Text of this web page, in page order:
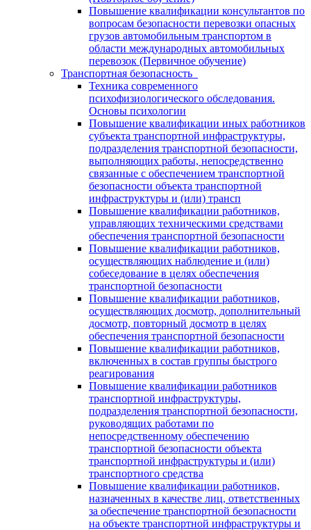
Повышение квалификации консультантов по
вопросам безопасности перевозки опасных
грузов автомобильным транспортом в
области международных автомобильных
перевозок (Первичное обучение)
Транспортная безопасность
Техника современного
психофизиологического обследования.
Основы психологии
Повышение квалификации иных работников
субъекта транспортной инфраструктуры,
подразделения транспортной безопасности,
выполняющих работы, непосредственно
связанные с обеспечением транспортной
безопасности объекта транспортной
инфраструктуры и (или) трансп
Повышение квалификации работников,
управляющих техническими средствами
обеспечения транспортной безопасности
Повышение квалификации работников,
осуществляющих наблюдение и (или)
собеседование в целях обеспечения
транспортной безопасности
Повышение квалификации работников,
осуществляющих досмотр, дополнительный
досмотр, повторный досмотр в целях
обеспечения транспортной безопасности
Повышение квалификации работников,
включенных в состав группы быстрого
реагирования
Повышение квалификации работников
транспортной инфраструктуры,
подразделения транспортной безопасности,
руководящих работами по
непосредственному обеспечению
транспортной безопасности объекта
транспортной инфраструктуры и (или)
транспортного средства
Повышение квалификации работников,
назначенных в качестве лиц, ответственных
за обеспечение транспортной безопасности
на объекте транспортной инфраструктуры и